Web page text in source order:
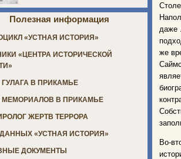
даже
же
Во-
Полезная информация
«УСТНАЯ ИСТОРИЯ»
«ЦЕНТРА ИСТОРИЧЕСКОЙ
ГУЛАГА В ПРИКАМЬЕ
МЕМОРИАЛОВ В ПРИКАМЬЕ
ЖЕРТВ ТЕРРОРА
«УСТНАЯ ИСТОРИЯ»
ДОКУМЕНТЫ